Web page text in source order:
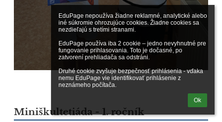
EduPage nepoužíva žiadne reklamné, analytické alebo
iné súkromie ohrozujúce cookies. Žiadne cookies sa
nezdieľajú s tretími stranami.
EduPage používa iba 2 cookie – jedno nevyhnutné pre
fungovanie prihlasovania. Toto je dočasné, po
zatvorení prehliadača sa odstráni.
Druhé cookie zvyšuje bezpečnosť prihlásenia - vďaka
nemu EduPage vie identifikovať prihlásenie z
neznámeho počítača.
Ok
Miniškultetiáda - 1. ročník